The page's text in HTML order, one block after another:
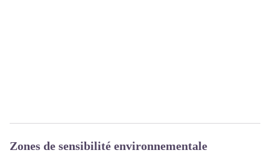
Zones de sensibilité environnementale